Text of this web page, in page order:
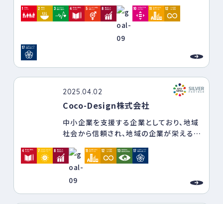
2025.04.02
Coco-Design株式会社
中小企業を支援する企業としており、地域
社会から信頼され、地域の企業が栄えるこ
成長してきました。「共に築く、未来のパー
トナー」を経営理念とし、これからも必要と
される企業としてあり続ける必要がありま